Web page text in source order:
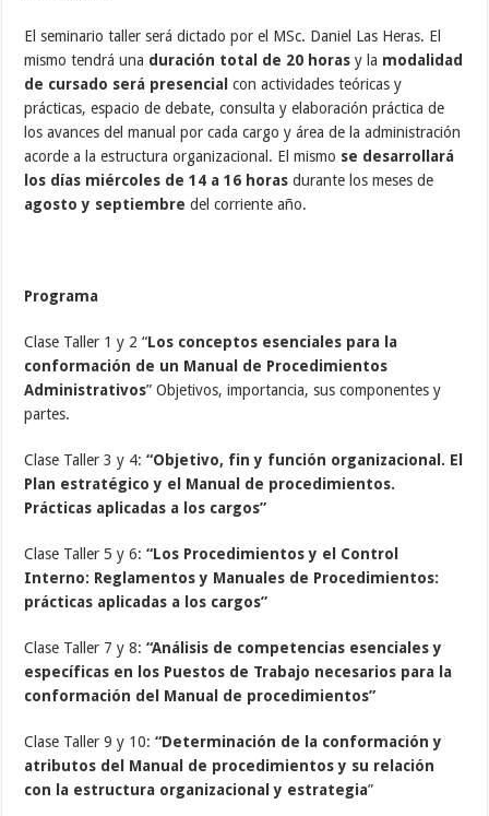
El seminario taller será dictado por el MSc. Daniel Las Heras. El
mismo tendrá una duración total de 20 horas y la modalidad
de cursado será presencial con actividades teóricas y
prácticas, espacio de debate, consulta y elaboración práctica de
los avances del manual por cada cargo y área de la administración
acorde a la estructura organizacional. El mismo se desarrollará
los días miércoles de 14 a 16 horasdurante los meses de
agosto y septiembre del corriente año.
Programa
Clase Taller 1 y 2 “Los conceptos esenciales para la
conformación de un Manual de Procedimientos
Administrativos” Objetivos, importancia, sus componentes y
partes.
Clase Taller 3 y 4:“Objetivo, fin y función organizacional. El
Plan estratégico y el Manual de procedimientos.
Prácticas aplicadas a los cargos”
Clase Taller 5 y 6:“Los Procedimientos y el Control
Interno: Reglamentos y Manuales de Procedimientos:
prácticas aplicadas a los cargos”
Clase Taller 7 y 8:“Análisis de competencias esenciales y
específicas en los Puestos de Trabajo necesarios para la
conformación del Manual de procedimientos”
Clase Taller 9 y 10:“Determinación de la conformación y
atributos del Manual de procedimientos y su relación
con la estructura organizacional y estrategia”